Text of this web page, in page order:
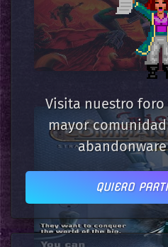
Visita nuestro
mayor
QUIERO